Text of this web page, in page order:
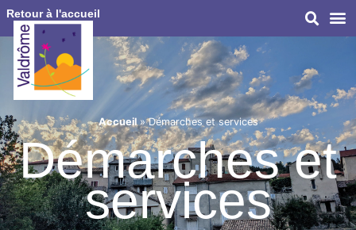
Retour à l'accueil
Accueil»Démarches et services
Démarches et
services